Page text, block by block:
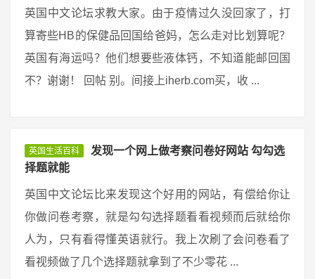
英国中文论坛求教大家。由于疫情过久没回家了，打
算寄些HB的保健品回国给爸妈，怎么走对比划算呢？
英国有海运吗？他们想要些液体钙，不知道能邮回国
不？谢谢！ 回帖 别。间接上iherb.com买，收 ...
英国生活百科
发现一个网上做考察问卷好网站 勾勾选
择题就能
英国中文论坛比来发现这个好用的网站，有偿给你让
你做问卷考察，就是勾勾选择题看看视频而后就给你
人为，只有看得懂英语就行。我上次刷了会问卷看了
看视频做了几个选择题就拿到了不少零花 ...